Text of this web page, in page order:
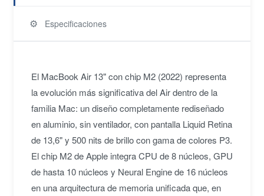
⚙️ Especificaciones
El MacBook Air 13" con chip M2 (2022) representa
la evolución más significativa del Air dentro de la
familia Mac: un diseño completamente rediseñado
en aluminio, sin ventilador, con pantalla Liquid Retina
de 13,6" y 500 nits de brillo con gama de colores P3.
El chip M2 de Apple integra CPU de 8 núcleos, GPU
de hasta 10 núcleos y Neural Engine de 16 núcleos
en una arquitectura de memoria unificada que, en